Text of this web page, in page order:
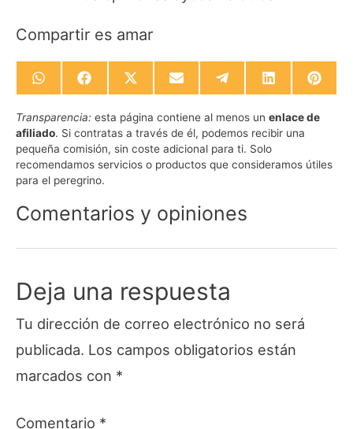
Compartir es amar
Compartir
en
WhatsApp
Compartir
en
Facebook
Compartir
en
X
(Twitter)
Compartir
en
Email
Compartir
en
Telegram
Compartir
en
LinkedIn
en
Transparencia: esta página contiene al menos un enlace de
afiliado. Si contratas a través de él, podemos recibir una
pequeña comisión, sin coste adicional para ti. Solo
recomendamos servicios o productos que consideramos útiles
para el peregrino.
Comentarios y opiniones
Deja una respuesta
Tu dirección de correo electrónico no será
publicada. Los campos obligatorios están
marcados con *
Comentario *